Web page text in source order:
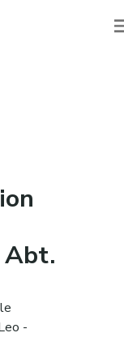
Abt.
-